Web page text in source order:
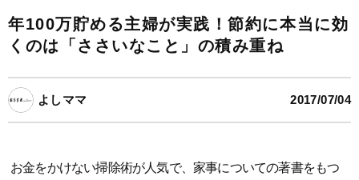
年100万貯める主婦が実践！節約に本当に効
くのは「ささいなこと」の積み重ね
よしママ 2017/07/04
お金をかけない掃除術が人気で、家事についての著書をもつ